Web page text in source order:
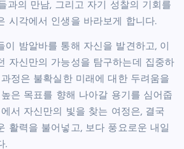
과의 만남, 그리고 자기 성찰의 기회를
시각에서 인생을 바라보게 합니다.
이 밤알바를 통해 자신을 발견하고, 이
자신만의 가능성을 탐구하는데 집중하
정은 불확실한 미래에 대한 두려움을
은 목표를 향해 나아갈 용기를 심어줍
서 자신만의 빛을 찾는 여정은, 결국
활력을 불어넣고, 보다 풍요로운 내일
.